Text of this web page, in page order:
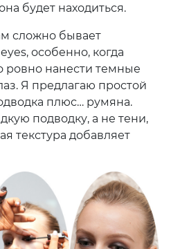
будет находиться.
сложно бывает
особенно, когда
ровно нанести темные
Я предлагаю простой
плюс… румяна.
подводку, а не тени,
текстура добавляет